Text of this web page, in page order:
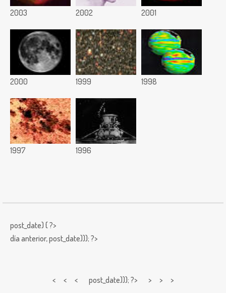
2003 2002 2001
2000 1999 1998
1997 1996
post_date) { ?>
día anterior,post_date))); ?>
< < < post_date))); ?> > > >